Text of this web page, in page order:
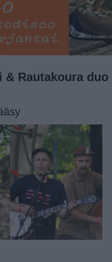
& Rautakoura duo